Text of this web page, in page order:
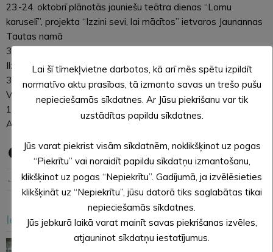
23.-24. oktobrī plānotās jauniešu teātra dienas “Lomu
karuselī”, projekta “Izzini sevi, lai mācītos” ietvaros Jaunannas
Tautas namā
31. oktobrī plānotais Igauņu ģimenes koncerts SKIIM “Dailes”
Ilzenes pagastā
31. oktobrī plānotais līnijdeju pasākums “Helovīnu ballīte”
Veclaicenes tautas namā
15. novembrī plānotais deju uzvedums “Malienas mantojums”
Alūksnes Kultūras centrā.
← Iepriekšējā ziņa Nākošā ziņa →
Iesakām arī šo <
Lai šī tīmekļvietne darbotos, kā arī mēs spētu izpildīt
normatīvo aktu prasības, tā izmanto savas un trešo pušu
nepieciešamās sīkdatnes. Ar Jūsu piekrišanu var tik
uzstādītas papildu sīkdatnes.
Jūs varat piekrist visām sīkdatnēm, noklikšķinot uz pogas
“Piekrītu” vai noraidīt papildu sīkdatņu izmantošanu,
klikšķinot uz pogas “Nepiekrītu”. Gadījumā, ja izvēlēsieties
klikšķināt uz “Nepiekrītu”, jūsu datorā tiks saglabātas tikai
nepieciešamās sīkdatnes.
Jūs jebkurā laikā varat mainīt savas piekrišanas izvēles,
atjauninot sīkdatņu iestatījumus.